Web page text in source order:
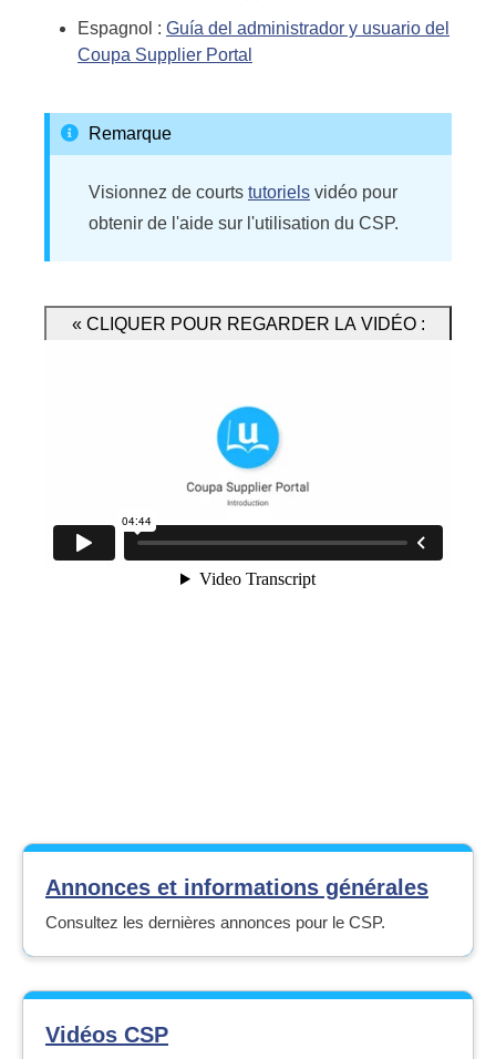
Espagnol : Guía del administrador y usuario del
Coupa Supplier Portal
Remarque
Visionnez de courts tutoriels vidéo pour
obtenir de l'aide sur l'utilisation du CSP.
« CLIQUER POUR REGARDER LA VIDÉO :
Annonces et informations générales
Consultez les dernières annonces pour le CSP.
Vidéos CSP